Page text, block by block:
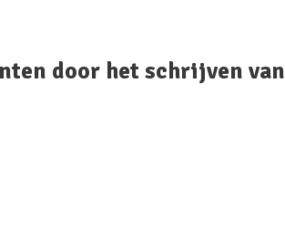
door het schrijven van